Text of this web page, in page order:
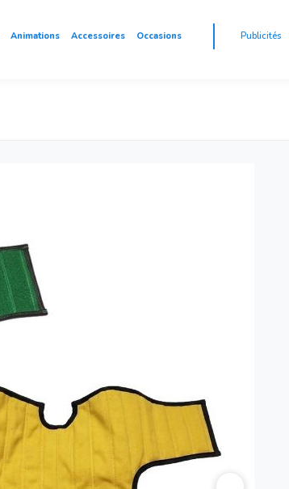
Animations Accessoires Occasions Publicités